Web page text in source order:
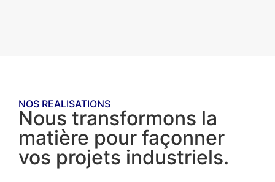
NOS REALISATIONS
Nous transformons la
matière pour façonner
vos projets industriels.